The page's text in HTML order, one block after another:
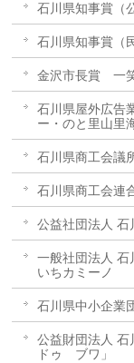
石川県知事賞（
石川県知事賞（
金沢市長賞 一
石川県屋外広告
ー・のと里山里
石川県商工会議
石川県商工会連
公益社団法人
一般社団法人
いちカミーノ
石川県中小企業
公益財団法人
ドゥ ブワ」